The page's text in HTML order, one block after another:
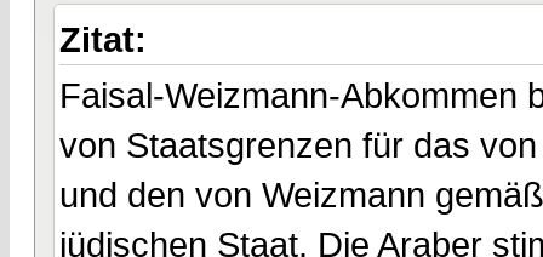
Zitat:
Faisal-Weizmann-Abkommen
von Staatsgrenzen für das
und den von Weizmann
jüdischen Staat. Die Araber